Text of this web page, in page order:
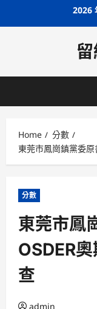
2026
Home
分數
東莞市鳳崗鎮黨委
分數
東莞市鳳
OSDER
查
admin